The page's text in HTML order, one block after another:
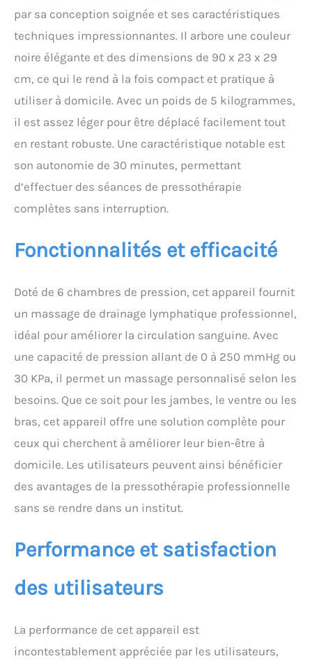
réglable de 10 à 30 minutes, les
programmes de massage
qui serrent le massage pour
répondre aux différents
RESPIRATOIRE】Les bottes
drainage lymphatique
pressotherapie jambes et
ventre et bras sont gonflés et
désinflés selon le cycle
chronométré de l'airbag
1.2.3.4.5.6. Les massageurs de
jambes à compression d'air
continuellement les points de
force de l'extrémité. Méthodes
【COMPRESSpressotherapie
jambes et ventre et bras botte
drainage lymphatique
professionnel 6 8 chambre
appareil pressothérapie corps
complet maison circulation
sanguine jambes masseur
presoterapia massage
compression presso
thérapieEUR ULTRA-
QUEMADO】Le bruit est un
cauchemar pour la plupart des
patients. La pressothérapie
corps complet est conçu avec
d'énergie mais fait moins de
son. Le corps humain se sent
TAILLE UNIQUE】Le appareil
jambe. (Si la circonférence de
votre jambe est supérieure à 60
par sa conception soignée et ses caractéristiques
techniques impressionnantes. Il arbore une couleur
noire élégante et des dimensions de 90 x 23 x 29
cm, ce qui le rend à la fois compact et pratique à
utiliser à domicile. Avec un poids de 5 kilogrammes,
il est assez léger pour être déplacé facilement tout
en restant robuste. Une caractéristique notable est
son autonomie de 30 minutes, permettant
d’effectuer des séances de pressothérapie
complètes sans interruption.
Fonctionnalités et efficacité
Doté de 6 chambres de pression, cet appareil fournit
un massage de drainage lymphatique professionnel,
idéal pour améliorer la circulation sanguine. Avec
une capacité de pression allant de 0 à 250 mmHg ou
30 KPa, il permet un massage personnalisé selon les
besoins. Que ce soit pour les jambes, le ventre ou les
bras, cet appareil offre une solution complète pour
ceux qui cherchent à améliorer leur bien-être à
domicile. Les utilisateurs peuvent ainsi bénéficier
des avantages de la pressothérapie professionnelle
sans se rendre dans un institut.
Performance et satisfaction
des utilisateurs
La performance de cet appareil est
incontestablement appréciée par les utilisateurs,